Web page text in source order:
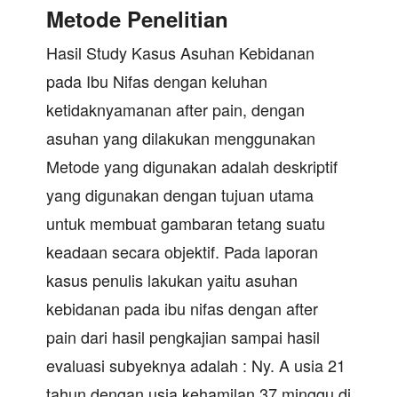
Metode Penelitian
Hasil Study Kasus Asuhan Kebidanan
pada Ibu Nifas dengan keluhan
ketidaknyamanan after pain, dengan
asuhan yang dilakukan menggunakan
Metode yang digunakan adalah deskriptif
yang digunakan dengan tujuan utama
untuk membuat gambaran tetang suatu
keadaan secara objektif. Pada laporan
kasus penulis lakukan yaitu asuhan
kebidanan pada ibu nifas dengan after
pain dari hasil pengkajian sampai hasil
evaluasi subyeknya adalah : Ny. A usia 21